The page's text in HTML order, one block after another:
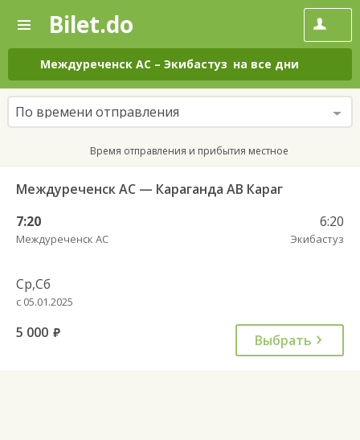
—
Поиск
и
покупка
билетов
на
автобус
онлайн
Bilet.do
Междуреченск АС – Экибастуз на все дни
По времени отправления
Время отправления и прибытия местное
Междуреченск АС — Караганда АВ Караг
7:20
Междуреченск АС
6:20
Экибастуз
Ср,Сб
с 05.01.2025
5 000 руб. Выбрать